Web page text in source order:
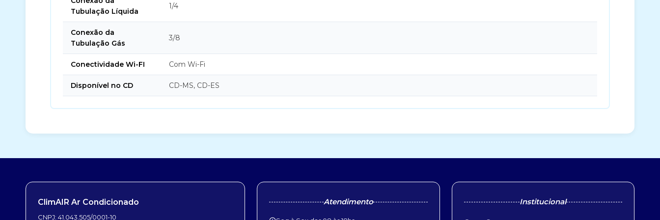
Tubulação Líquida
1/4
Conexão da
Tubulação Gás
3/8
Conectividade Wi-FI Com Wi-Fi
Disponível no CD CD-MS, CD-ES
ClimAIR Ar Condicionado
CNPJ: 41.043.505/0001-10
Atendimento Institucional